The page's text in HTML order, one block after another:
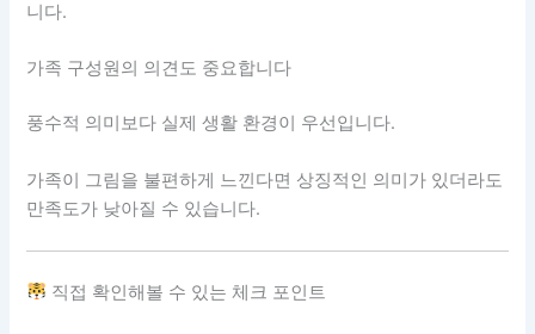
니다.
가족 구성원의 의견도 중요합니다
풍수적 의미보다 실제 생활 환경이 우선입니다.
가족이 그림을 불편하게 느낀다면 상징적인 의미가 있더라도
만족도가 낮아질 수 있습니다.
직접 확인해볼 수 있는 체크 포인트